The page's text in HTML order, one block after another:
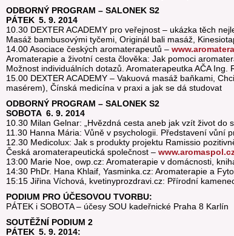
ODBORNÝ PROGRAM – SALONEK S2
PÁTEK 5. 9. 2014
10.30 DEXTER ACADEMY pro veřejnost – ukázka těch
Masáž bambusovými tyčemi, Originál bali masáž,
14.00 Asociace českých aromaterapeutů –
Aromaterapie a životní cesta člověka: Jak pomoci
Možnost individuálních dotazů. Aromaterapeutka AČA Ing.
15.00 DEXTER ACADEMY – Vakuová masáž baňkami,
masérem), Čínská medicína v praxi a jak se dá studovat
ODBORNÝ PROGRAM – SALONEK S2
SOBOTA 6. 9. 2014
10.30 Milan Gelnar: „Hvězdná cesta aneb jak vzít život do
11.30 Hanna Mária: Vůně v psychologii. Představení vůní
12.30 Medicolux: Jak s produkty projektu Ramissio
Česká aromaterapeutická společnost –
13:00 Marie Noe, owp.cz: Aromaterapie v domácnosti,
14:30 PhDr. Hana Khlaif, Yasminka.cz: Aromaterapie a
15:15 Jiřina Víchová, kvetinyprozdravi.cz: Přírodní
PODIUM PRO ÚČESOVOU TVORBU:
PÁTEK i SOBOTA – účesy SOU kadeřnické Praha 8 Karlín
SOUTĚŽNÍ PODIUM 2
PÁTEK 5. 9. 2014: